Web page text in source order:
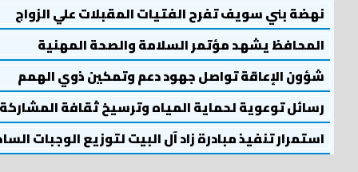
نهضة بني سويف تفرح الفتيات المقبلات علي الزواج
المحافظ يشهد مؤتمر السلامة والصحة المهنية
شؤون الإعاقة تواصل جهود دعم وتمكين ذوي الهمم
رسائل توعوية لحماية المياه وترسيخ ثقافة المشاركة
استمرار تنفيذ مبادرة زاد آل البيت لتوزيع الوجبات